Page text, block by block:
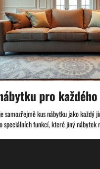
pro každého
samozřejmě kus nábytku jako každý
speciálních funkcí, které jiný nábytek